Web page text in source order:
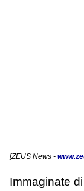
[ZEUS News -
Immaginate